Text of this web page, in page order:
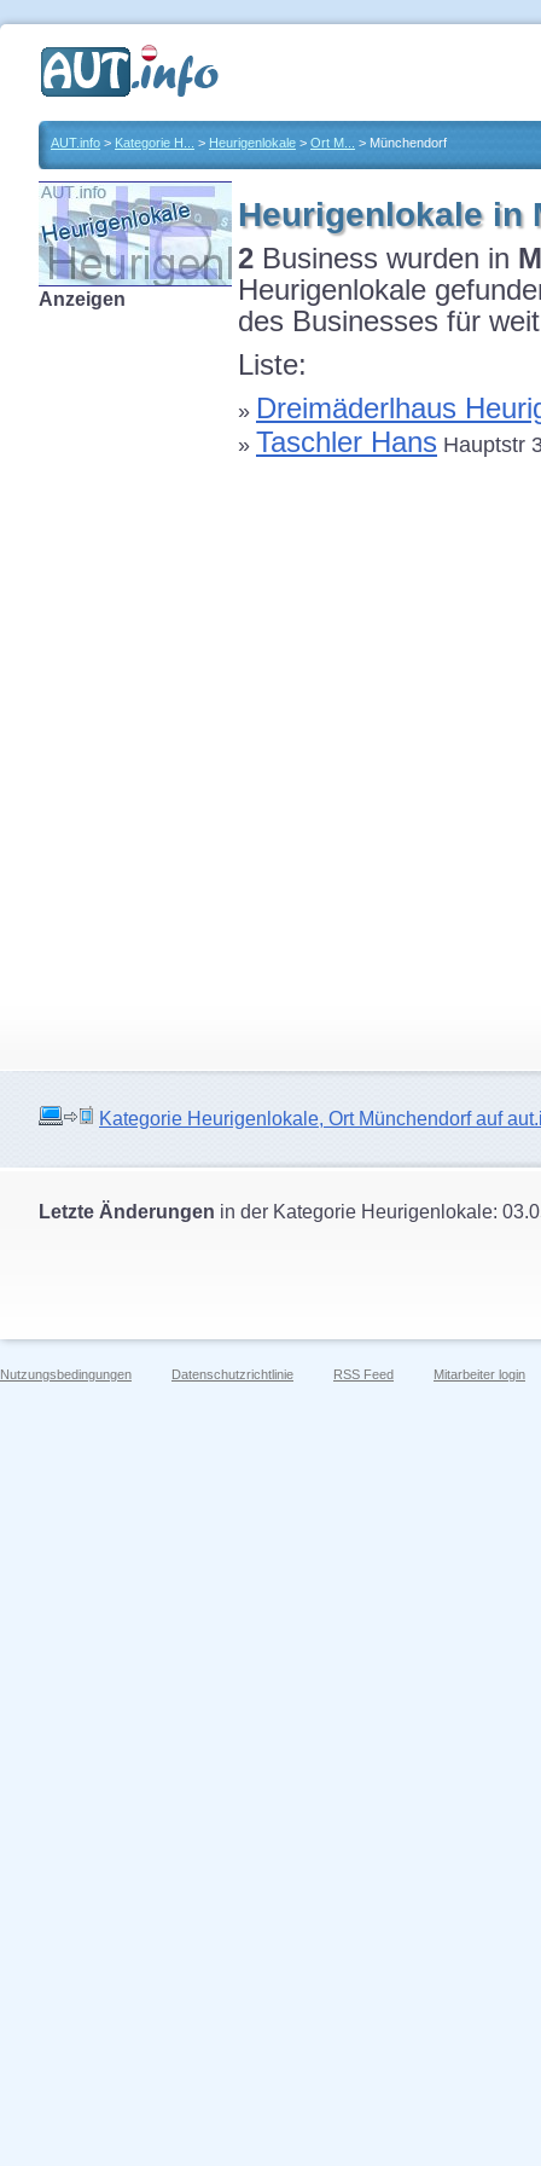
AUT.info > Kategorie H... > Heurigenlokale > Ort M... > Münchendorf
Anzeigen
Heurigenlokale in
2 Business wurden in
Heurigenlokale
des Businesses für
Liste:
» Dreimäderlhaus
» Taschler Hans Hauptstr
Kategorie Heurigenlokale, Ort Münchendorf auf
Letzte Änderungen in der Kategorie Heurigenlokale:
Nutzungsbedingungen Datenschutzrichtlinie RSS Feed Mitarbeiter login